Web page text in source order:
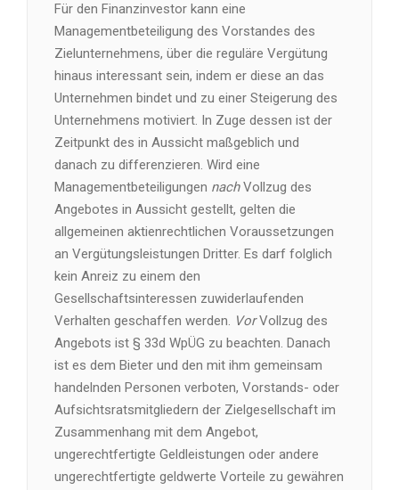
Für den Finanzinvestor kann eine
Managementbeteiligung des Vorstandes des
Zielunternehmens, über die reguläre Vergütung
hinaus interessant sein, indem er diese an das
Unternehmen bindet und zu einer Steigerung des
Unternehmens motiviert. In Zuge dessen ist der
Zeitpunkt des in Aussicht maßgeblich und
danach zu differenzieren. Wird eine
Managementbeteiligungen nachVollzug des
Angebotes in Aussicht gestellt, gelten die
allgemeinen aktienrechtlichen Voraussetzungen
an Vergütungsleistungen Dritter. Es darf folglich
kein Anreiz zu einem den
Gesellschaftsinteressen zuwiderlaufenden
Verhalten geschaffen werden. VorVollzug des
Angebots ist § 33d WpÜG zu beachten. Danach
ist es dem Bieter und den mit ihm gemeinsam
handelnden Personen verboten, Vorstands- oder
Aufsichtsratsmitgliedern der Zielgesellschaft im
Zusammenhang mit dem Angebot,
ungerechtfertigte Geldleistungen oder andere
ungerechtfertigte geldwerte Vorteile zu gewähren